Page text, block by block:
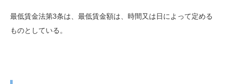
最低賃金法第3条は、最低賃金額は、時間又は日によって定める
ものとしている。